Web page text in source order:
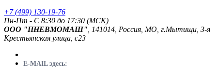
+7 (499) 130-19-76
Пн-Пт - C 8:30 до 17:30 (МСК)
ООО "ПНЕВМОМАШ" , 141014, Россия, МО, г.Мытищи, 3-я
Крестьянская улица, с23
E-MAIL здесь: